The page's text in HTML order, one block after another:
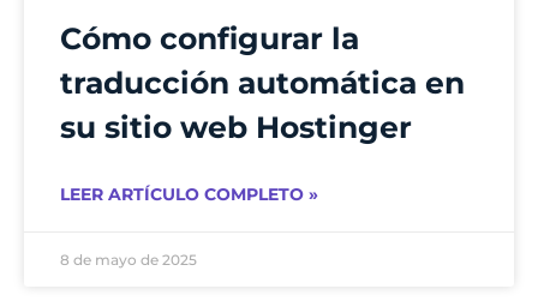
Cómo configurar la
traducción automática en
su sitio web Hostinger
LEER ARTÍCULO COMPLETO »
8 de mayo de 2025